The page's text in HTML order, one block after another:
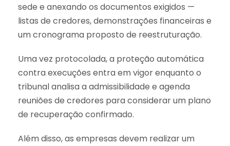
sede e anexando os documentos exigidos —
listas de credores, demonstrações financeiras e
um cronograma proposto de reestruturação.
Uma vez protocolada, a proteção automática
contra execuções entra em vigor enquanto o
tribunal analisa a admissibilidade e agenda
reuniões de credores para considerar um plano
de recuperação confirmado.
Além disso, as empresas devem realizar um